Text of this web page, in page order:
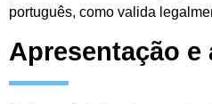
português, como valida
Apresentação